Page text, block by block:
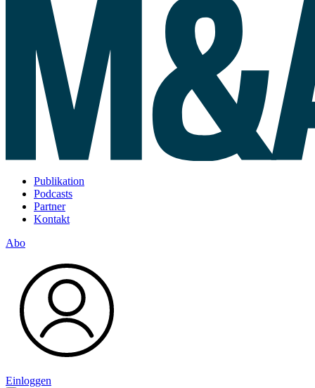
Publikation
Podcasts
Partner
Kontakt
Abo
Einloggen